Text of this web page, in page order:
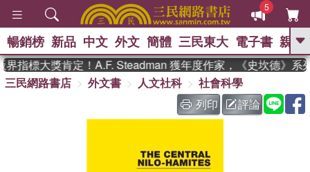
5
GO
熱搜： 東野圭吾 、 The Odyssey
、 如果歷史是一群喵 、 暑期
國際布克獎 臺灣漫遊錄 、 方
暢銷榜 新品 中文 外文 簡體 三民東大 電子書 親子
指標大獎肯定！A.F. Steadman 獲年度作家，《史坎德》系列
三民網路書店
外文書 人文社科
社會科學
列印
評論